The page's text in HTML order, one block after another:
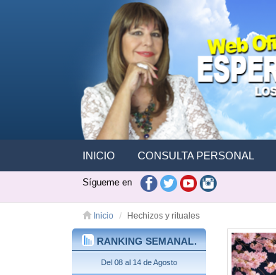
INICIO CONSULTA PERSONAL
Sígueme en
Inicio Hechizos y rituales
RANKING SEMANAL.
Del 08 al 14 de Agosto